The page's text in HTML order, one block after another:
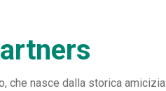
nasce dalla storica amicizia